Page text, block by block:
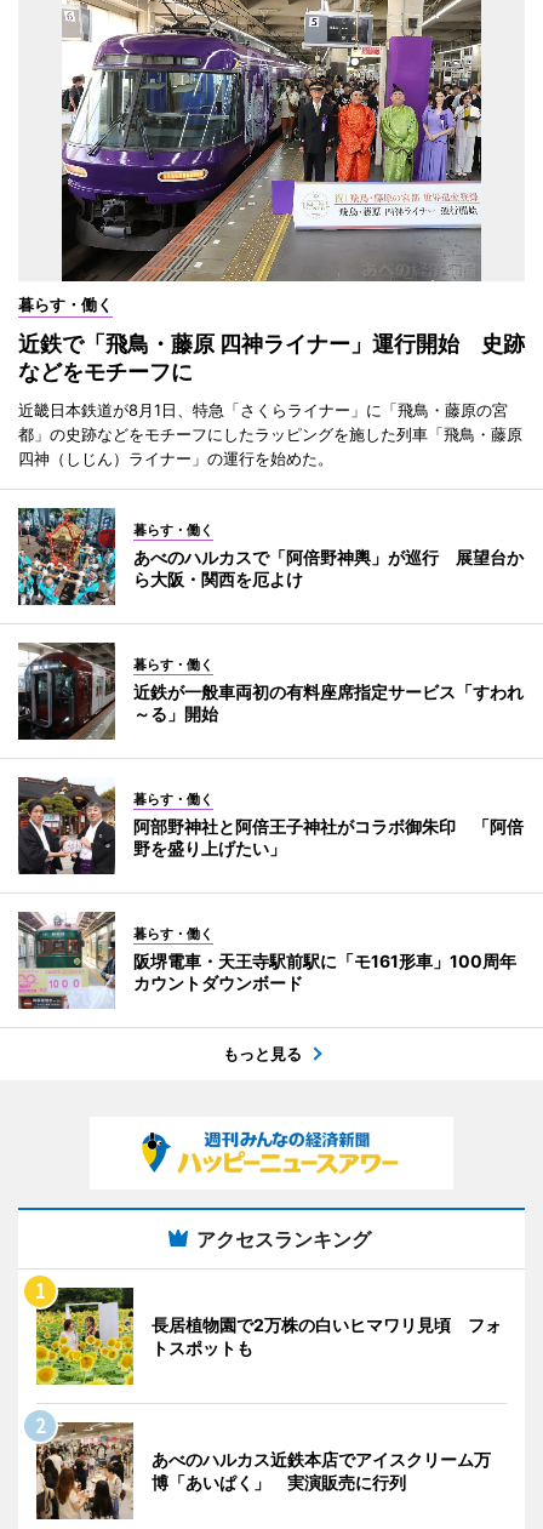
暮らす・働く
近鉄で「飛鳥・藤原 四神ライナー」運行開始 史跡
などをモチーフに
近畿日本鉄道が8月1日、特急「さくらライナー」に「飛鳥・藤原の宮
都」の史跡などをモチーフにしたラッピングを施した列車「飛鳥・藤原
四神（しじん）ライナー」の運行を始めた。
暮らす・働く
あべのハルカスで「阿倍野神輿」が巡行 展望台か
ら大阪・関西を厄よけ
暮らす・働く
近鉄が一般車両初の有料座席指定サービス「すわれ
～る」開始
暮らす・働く
阿部野神社と阿倍王子神社がコラボ御朱印 「阿倍
野を盛り上げたい」
暮らす・働く
阪堺電車・天王寺駅前駅に「モ161形車」100周年
カウントダウンボード
もっと見る
アクセスランキング
長居植物園で2万株の白いヒマワリ見頃 フォ
トスポットも
あべのハルカス近鉄本店でアイスクリーム万
博「あいぱく」 実演販売に行列